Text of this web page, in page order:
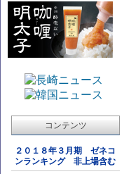
コンテンツ
２０１８年３月期 ゼネコ
ンランキング 非上場含む